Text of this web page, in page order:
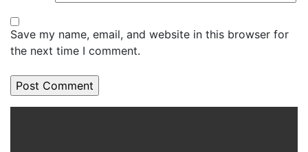
Save my name, email, and website in this browser for
the next time I comment.